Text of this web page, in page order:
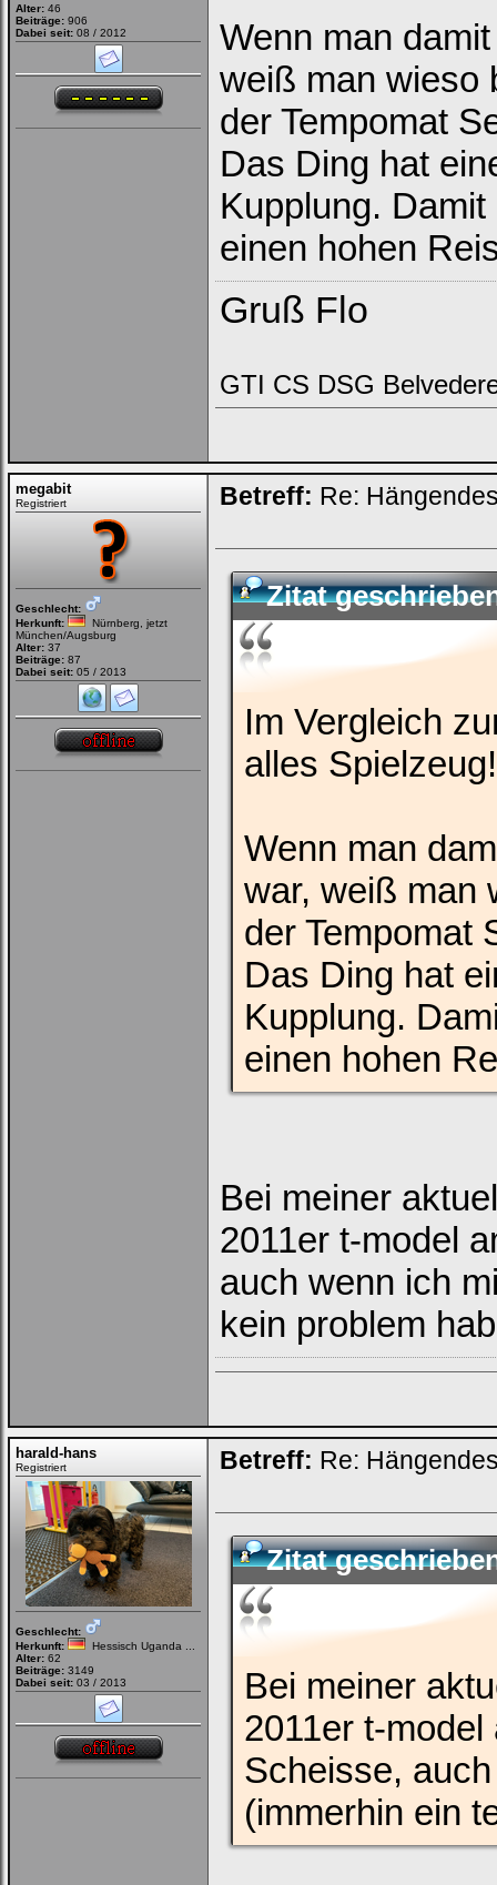
Alter: 46
Beiträge: 906
Dabei seit: 08 / 2012
Wenn man
weiß man wieso
der Tempomat
Das Ding hat
Kupplung.
einen hohen
Gruß Flo
GTI CS DSG
megabit
Registriert
Geschlecht:
Herkunft:
Nürnberg, jetzt
München/Augsburg
Alter: 37
Beiträge: 87
Dabei seit: 05 / 2013
Betreff: Re:
Zitat
Im Vergleich
alles Spielzeug!
Wenn man
war, weiß man
der Tempomat
Das Ding hat
Kupplung.
einen hohen
Bei meiner
2011er t-model
auch wenn ich
kein problem
harald-hans
Registriert
Geschlecht:
Herkunft:
Hessisch Uganda ...
Alter: 62
Beiträge: 3149
Dabei seit: 03 / 2013
Betreff: Re:
Zitat
Bei meiner
2011er t-
Scheisse,
(immerhin ein